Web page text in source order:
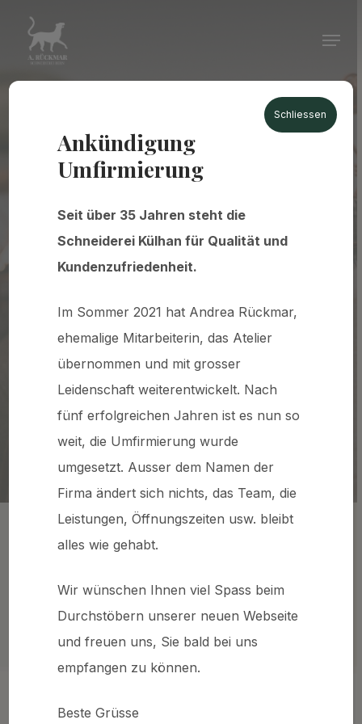
main
content
Menu
Schneiderei
Stil
undPräzision
Über 30 Jahre Erfahrung in traditioneller
Schneiderei in Bern.
Jetzt Termin vereinbaren
Schneiderei Kühlhan AG heisst neu A.
Rückmar Schneiderei.
handwerkliche Qualität mit neuer
Ausrichtung und modernisiertem
Atelier.
Menu
Ankündigung
Umfirmierung
Seit über 35 Jahren steht die
Schneiderei Külhan für Qualität und
Kundenzufriedenheit.
Im Sommer 2021 hat Andrea Rückmar,
ehemalige Mitarbeiterin, das Atelier
übernommen und mit grosser
Leidenschaft weiterentwickelt.​ Nach
fünf erfolgreichen Jahren ist es nun so
weit, die Umfirmierung wurde
umgesetzt. Ausser dem Namen der
Firma ändert sich nichts, das Team, die
Leistungen, Öffnungszeiten usw. bleibt
alles wie gehabt.
Wir wünschen Ihnen viel Spass beim
Durchstöbern unserer neuen Webseite
und freuen uns, Sie bald bei uns
empfangen zu können.
Beste Grüsse
Schliessen